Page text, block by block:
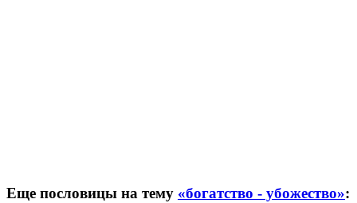
Еще пословицы на тему «богатство - убожество»: